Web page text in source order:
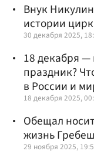
Внук
истории
30 декабря 2025,
18 декабря —
праздник?
в России и
18 декабря 2025,
Обещал
жизнь
29 ноября 2025,